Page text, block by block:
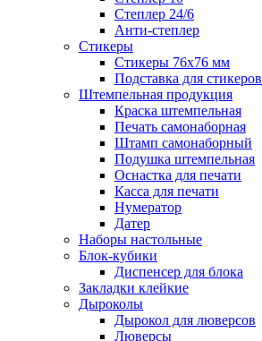
Степлер 24/6
Анти-степлер
Стикеры
Стикеры 76x76 мм
Подставка для стикеров
Штемпельная продукция
Краска штемпельная
Печать самонаборная
Штамп самонаборный
Подушка штемпельная
Оснастка для печати
Касса для печати
Нумератор
Датер
Наборы настольные
Блок-кубики
Диспенсер для блока
Закладки клейкие
Дыроколы
Дырокол для люверсов
Люверсы